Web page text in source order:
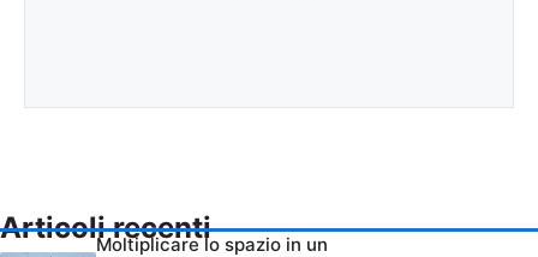
Articoli recenti
Moltiplicare lo spazio in un